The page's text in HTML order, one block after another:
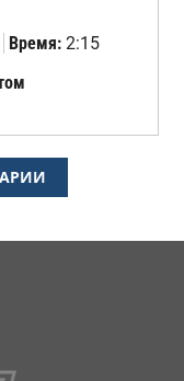
Время:2:15